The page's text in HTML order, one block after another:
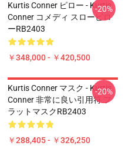
Kurtis Conner ピロー - Kurtis
Conner コメディ スローピロ
ーRB2403
￥348,000 - ￥420,500
-20%
Kurtis Conner マスク - Kurtis
Conner 非常に良い引用符 フ
ラットマスクRB2403
￥288,405 - ￥326,250
-20%